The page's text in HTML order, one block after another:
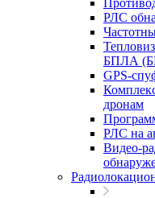
РЛС
БПЛА
GPS-
дронам
РЛС на
Видео-